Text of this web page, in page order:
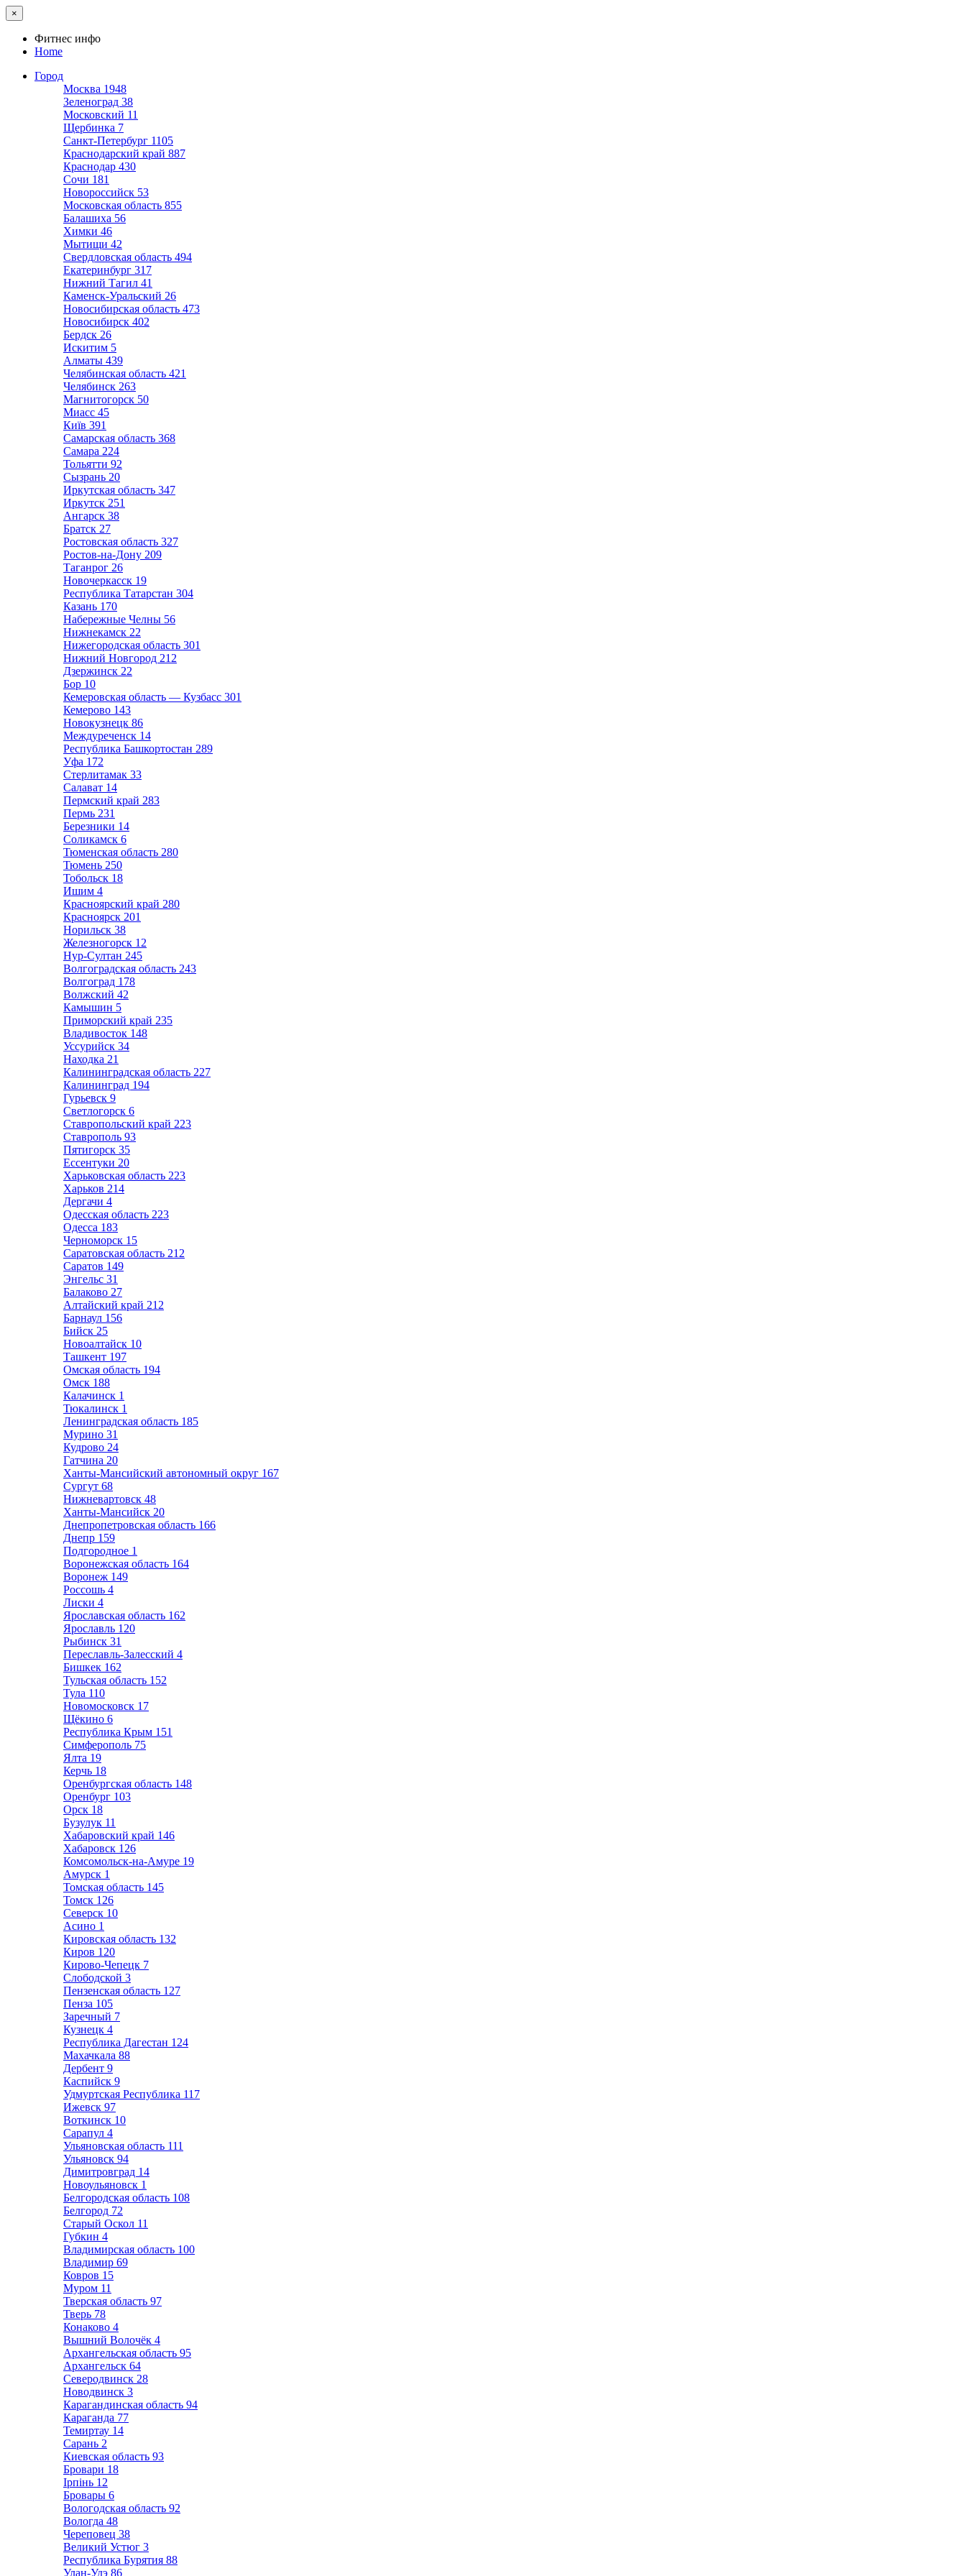
×
Фитнес инфо
Home
Город
Москва 1948
Зеленоград 38
Московский 11
Щербинка 7
Санкт-Петербург 1105
Краснодарский край 887
Краснодар 430
Сочи 181
Новороссийск 53
Московская область 855
Балашиха 56
Химки 46
Мытищи 42
Свердловская область 494
Екатеринбург 317
Нижний Тагил 41
Каменск-Уральский 26
Новосибирская область 473
Новосибирск 402
Бердск 26
Искитим 5
Алматы 439
Челябинская область 421
Челябинск 263
Магнитогорск 50
Миасс 45
Київ 391
Самарская область 368
Самара 224
Тольятти 92
Сызрань 20
Иркутская область 347
Иркутск 251
Ангарск 38
Братск 27
Ростовская область 327
Ростов-на-Дону 209
Таганрог 26
Новочеркасск 19
Республика Татарстан 304
Казань 170
Набережные Челны 56
Нижнекамск 22
Нижегородская область 301
Нижний Новгород 212
Дзержинск 22
Бор 10
Кемеровская область — Кузбасс 301
Кемерово 143
Новокузнецк 86
Междуреченск 14
Республика Башкортостан 289
Уфа 172
Стерлитамак 33
Салават 14
Пермский край 283
Пермь 231
Березники 14
Соликамск 6
Тюменская область 280
Тюмень 250
Тобольск 18
Ишим 4
Красноярский край 280
Красноярск 201
Норильск 38
Железногорск 12
Нур-Султан 245
Волгоградская область 243
Волгоград 178
Волжский 42
Камышин 5
Приморский край 235
Владивосток 148
Уссурийск 34
Находка 21
Калининградская область 227
Калининград 194
Гурьевск 9
Светлогорск 6
Ставропольский край 223
Ставрополь 93
Пятигорск 35
Ессентуки 20
Харьковская область 223
Харьков 214
Дергачи 4
Одесская область 223
Одесса 183
Черноморск 15
Саратовская область 212
Саратов 149
Энгельс 31
Балаково 27
Алтайский край 212
Барнаул 156
Бийск 25
Новоалтайск 10
Ташкент 197
Омская область 194
Омск 188
Калачинск 1
Тюкалинск 1
Ленинградская область 185
Мурино 31
Кудрово 24
Гатчина 20
Ханты-Мансийский автономный округ 167
Сургут 68
Нижневартовск 48
Ханты-Мансийск 20
Днепропетровская область 166
Днепр 159
Подгородное 1
Воронежская область 164
Воронеж 149
Россошь 4
Лиски 4
Ярославская область 162
Ярославль 120
Рыбинск 31
Переславль-Залесский 4
Бишкек 162
Тульская область 152
Тула 110
Новомосковск 17
Щёкино 6
Республика Крым 151
Симферополь 75
Ялта 19
Керчь 18
Оренбургская область 148
Оренбург 103
Орск 18
Бузулук 11
Хабаровский край 146
Хабаровск 126
Комсомольск-на-Амуре 19
Амурск 1
Томская область 145
Томск 126
Северск 10
Асино 1
Кировская область 132
Киров 120
Кирово-Чепецк 7
Слободской 3
Пензенская область 127
Пенза 105
Заречный 7
Кузнецк 4
Республика Дагестан 124
Махачкала 88
Дербент 9
Каспийск 9
Удмуртская Республика 117
Ижевск 97
Воткинск 10
Сарапул 4
Ульяновская область 111
Ульяновск 94
Димитровград 14
Новоульяновск 1
Белгородская область 108
Белгород 72
Старый Оскол 11
Губкин 4
Владимирская область 100
Владимир 69
Ковров 15
Муром 11
Тверская область 97
Тверь 78
Конаково 4
Вышний Волочёк 4
Архангельская область 95
Архангельск 64
Северодвинск 28
Новодвинск 3
Карагандинская область 94
Караганда 77
Темиртау 14
Сарань 2
Киевская область 93
Бровари 18
Ірпінь 12
Бровары 6
Вологодская область 92
Вологда 48
Череповец 38
Великий Устюг 3
Республика Бурятия 88
Улан-Удэ 86